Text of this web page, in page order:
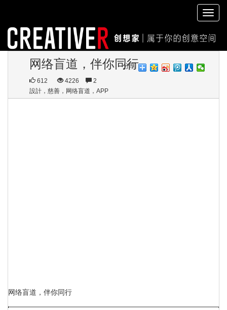
切
换
航
网络盲道，伴你同行
612 4226
2
設計，慈善，网络盲道，APP
分享
网络盲道，伴你同行